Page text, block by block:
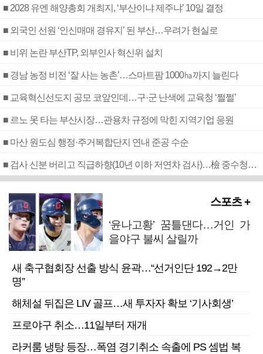
■ 2028 유엔 해양총회 개최지, ‘부산이냐 제주냐’ 10일 결정
■ 외국인 선원 ‘인신매매 경유지’ 된 부산…우려가 현실로
■ 비위 논란 부산TP, 외부인사 혁신위 설치
■ 경남 농정 비전 ‘잘 사는 농촌’…스마트팜 1000㏊까지 늘린다
■ 교육혁신선도지 공모 코앞인데…구·군 난색에 교육청 ‘쩔쩔’
■ 르노 못 타는 부산시장…관용차 규정에 막힌 지역기업 응원
■ 마산 원도심 행정·주거복합단지 연내 준공 수순
■ 검사 신분 버리고 직급하향(10년 이하 저연차 검사)…檢 중수청행 기피
스포츠 +
‘윤나고황’ 꿈틀댄다…거인 가
을야구 불씨 살릴까
새 축구협회장 선출 방식 윤곽…“선거인단 192→2만
명”
해체설 뒤집은 LIV 골프…새 투자자 확보 ‘기사회생’
프로야구 취소…11일부터 재개
라커룸 냉탕 등장…폭염 경기취소 속출에 PS 셈법 복